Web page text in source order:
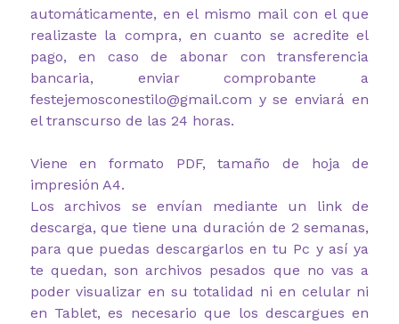
automáticamente, en el mismo mail con el que
realizaste la compra, en cuanto se acredite el
pago, en caso de abonar con transferencia
bancaria, enviar comprobante a
festejemosconestilo@gmail.com y se enviará en
el transcurso de las 24 horas.
Viene en formato PDF, tamaño de hoja de
impresión A4.
Los archivos se envían mediante un link de
descarga, que tiene una duración de 2 semanas,
para que puedas descargarlos en tu Pc y así ya
te quedan, son archivos pesados que no vas a
poder visualizar en su totalidad ni en celular ni
en Tablet, es necesario que los descargues en